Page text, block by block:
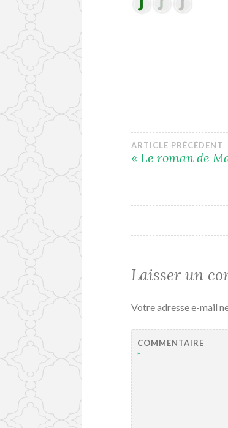
l’article
ARTICLE PRÉCÉDENT
« Le roman de
Laisser un
Votre adresse e-mail
COMMENTAIRE
*